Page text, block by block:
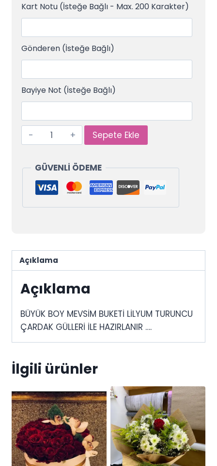
Kart Notu (İsteğe Bağlı - Max. 200 Karakter)
Gönderen (İsteğe Bağlı)
Bayiye Not (İsteğe Bağlı)
Sepete Ekle
GÜVENLİ ÖDEME
Açıklama
Açıklama
BÜYÜK BOY MEVSİM BUKETİ LİLYUM TURUNCU
ÇARDAK GÜLLERİ İLE HAZIRLANIR ….
İlgili ürünler